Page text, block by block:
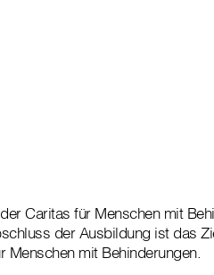
Caritas für Menschen mit
der Ausbildung ist das
mit Behinderungen.